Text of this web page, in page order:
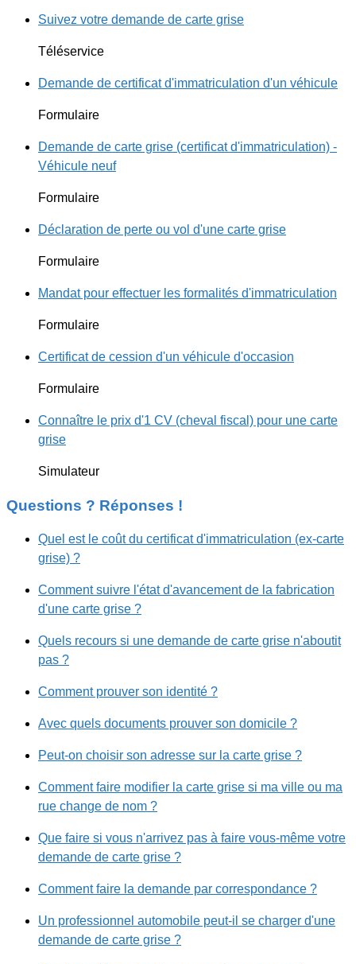
Suivez votre demande de carte grise
Téléservice
Demande de certificat d'immatriculation d'un véhicule
Formulaire
Demande de carte grise (certificat d'immatriculation) -
Véhicule neuf
Formulaire
Déclaration de perte ou vol d'une carte grise
Formulaire
Mandat pour effectuer les formalités d'immatriculation
Formulaire
Certificat de cession d'un véhicule d'occasion
Formulaire
Connaître le prix d'1 CV (cheval fiscal) pour une carte
grise
Simulateur
Questions ? Réponses !
Quel est le coût du certificat d'immatriculation (ex-carte
grise) ?
Comment suivre l'état d'avancement de la fabrication
d'une carte grise ?
Quels recours si une demande de carte grise n'aboutit
pas ?
Comment prouver son identité ?
Avec quels documents prouver son domicile ?
Peut-on choisir son adresse sur la carte grise ?
Comment faire modifier la carte grise si ma ville ou ma
rue change de nom ?
Que faire si vous n'arrivez pas à faire vous-même votre
demande de carte grise ?
Comment faire la demande par correspondance ?
Un professionnel automobile peut-il se charger d'une
demande de carte grise ?